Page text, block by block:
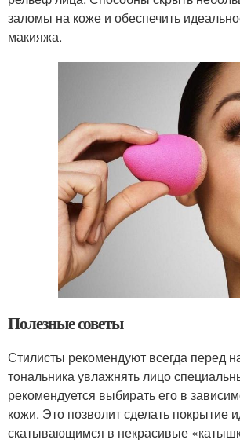
заломы на коже и обеспечить
макияжа.
Полезные советы
Стилисты рекомендуют всегда перед
тональника увлажнять лицо
рекомендуется выбирать его в
кожи. Это позволит сделать покрытие
скатывающимся в некрасивые